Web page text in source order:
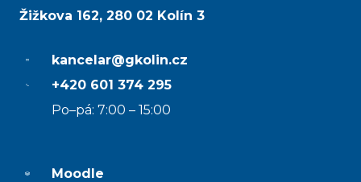
Žižkova 162, 280 02 Kolín 3
kancelar@gkolin.cz
+420 601 374 295
Po–pá: 7:00 – 15:00
Moodle